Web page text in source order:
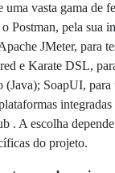
uma vasta gama de
Postman, pela sua
JMeter, para
e Karate DSL,
(Java); SoapUI, para
. A escolha
do projeto.